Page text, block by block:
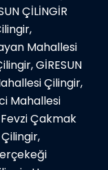
ÇİLİNGİR
Mahallesi
GİRESUN
Çilingir,
Mahallesi
Çakmak